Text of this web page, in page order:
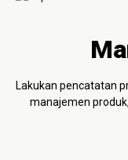
Lakukan pencatatan
manajemen